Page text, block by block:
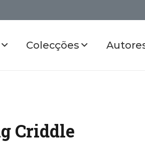
Colecções
Criddle